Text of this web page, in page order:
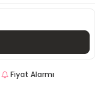
Fiyat Alarmı